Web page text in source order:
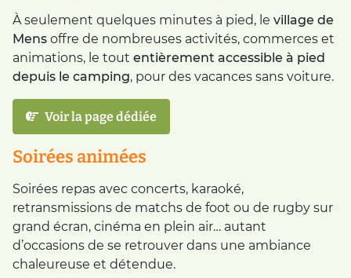
À seulement quelques minutes à pied, le village de
Mens offre de nombreuses activités, commerces et
animations, le tout entièrement accessible à pied
depuis le camping, pour des vacances sans voiture.
Voir la page dédiée
Soirées animées
Soirées repas avec concerts, karaoké,
retransmissions de matchs de foot ou de rugby sur
grand écran, cinéma en plein air… autant
d’occasions de se retrouver dans une ambiance
chaleureuse et détendue.